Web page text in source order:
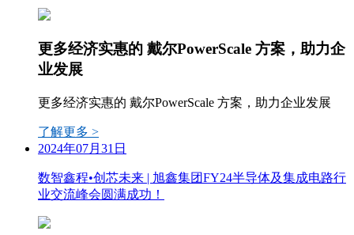
更多经济实惠的 戴尔PowerScale 方案，助力企
业发展
更多经济实惠的 戴尔PowerScale 方案，助力企业发展
了解更多 >
2024年07月31日
数智鑫程•创芯未来 | 旭鑫集团FY24半导体及集成电路行
业交流峰会圆满成功！